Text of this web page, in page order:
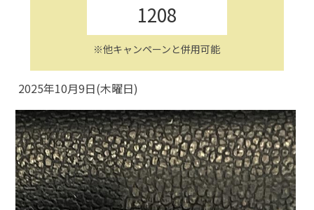
1208
※他キャンペーンと併用可能
2025年10月9日(木曜日)